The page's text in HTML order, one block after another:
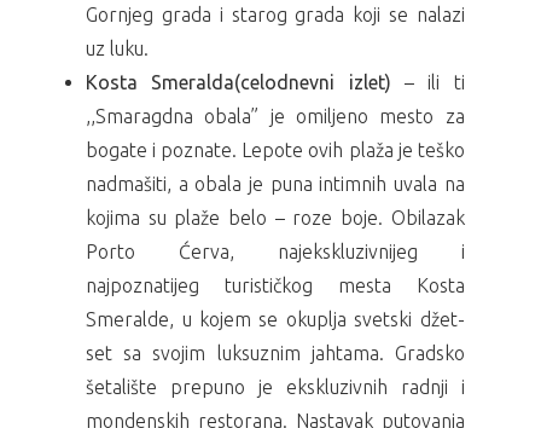
Gornjeg grada i starog grada koji se nalazi
uz luku.
Kosta Smeralda(celodnevni izlet) – ili ti
,,Smaragdna obala” je omiljeno mesto za
bogate i poznate. Lepote ovih plaža je teško
nadmašiti, a obala je puna intimnih uvala na
kojima su plaže belo – roze boje. Obilazak
Porto Ćerva, najekskluzivnijeg i
najpoznatijeg turističkog mesta Kosta
Smeralde, u kojem se okuplja svetski džet-
set sa svojim luksuznim jahtama. Gradsko
šetalište prepuno je ekskluzivnih radnji i
mondenskih restorana. Nastavak putovanja